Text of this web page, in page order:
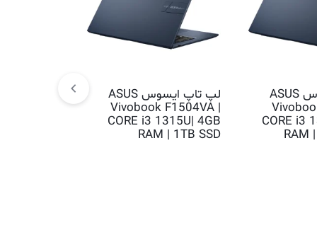
لپ تاپ ایسوس ASUS
CORE i3
RAM
لپ تاپ ایسوس ASUS
Vivobook F1504VA |
CORE i3 1315U| 4GB
RAM | 1TB SSD